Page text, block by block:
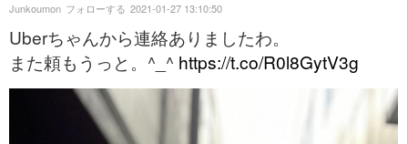
Uberちゃんから連絡ありましたわ。
また頼もうっと。^_^ https://t.co/R0l8GytV3g
Junkoumon フォローする 2021-01-27 13:10:50